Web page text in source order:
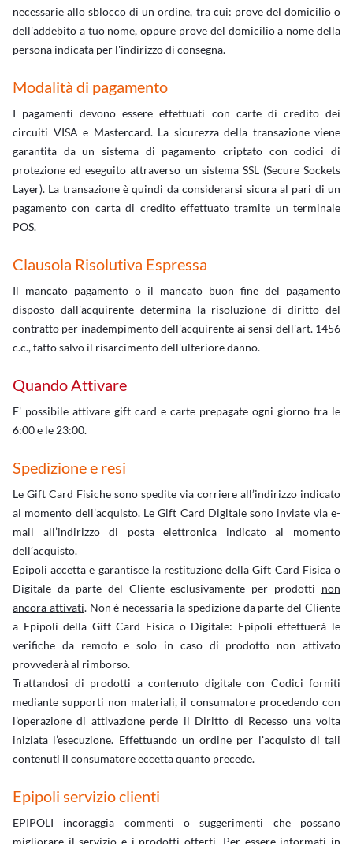
necessarie allo sblocco di un ordine, tra cui: prove del domicilio o
dell'addebito a tuo nome, oppure prove del domicilio a nome della
persona indicata per l'indirizzo di consegna.
Modalità di pagamento
I pagamenti devono essere effettuati con carte di credito dei
circuiti VISA e Mastercard. La sicurezza della transazione viene
garantita da un sistema di pagamento criptato con codici di
protezione ed eseguito attraverso un sistema SSL (Secure Sockets
Layer). La transazione è quindi da considerarsi sicura al pari di un
pagamento con carta di credito effettuato tramite un terminale
POS.
Clausola Risolutiva Espressa
Il mancato pagamento o il mancato buon fine del pagamento
disposto dall'acquirente determina la risoluzione di diritto del
contratto per inadempimento dell'acquirente ai sensi dell'art. 1456
c.c., fatto salvo il risarcimento dell'ulteriore danno.
Quando Attivare
E' possibile attivare gift card e carte prepagate ogni giorno tra le
6:00 e le 23:00.
Spedizione e resi
Le Gift Card Fisiche sono spedite via corriere all’indirizzo indicato
al momento dell’acquisto. Le Gift Card Digitale sono inviate via e-
mail all’indirizzo di posta elettronica indicato al momento
dell’acquisto.
Epipoli accetta e garantisce la restituzione della Gift Card Fisica o
Digitale da parte del Cliente esclusivamente per prodotti non
ancora attivati. Non è necessaria la spedizione da parte del Cliente
a Epipoli della Gift Card Fisica o Digitale: Epipoli effettuerà le
verifiche da remoto e solo in caso di prodotto non attivato
provvederà al rimborso.
Trattandosi di prodotti a contenuto digitale con Codici forniti
mediante supporti non materiali, il consumatore procedendo con
l’operazione di attivazione perde il Diritto di Recesso una volta
iniziata l’esecuzione. Effettuando un ordine per l'acquisto di tali
contenuti il consumatore eccetta quanto precede.
Epipoli servizio clienti
EPIPOLI incoraggia commenti o suggerimenti che possano
migliorare il servizio e i prodotti offerti. Per essere informati in